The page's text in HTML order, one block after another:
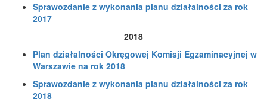
Sprawozdanie z wykonania planu działalności za rok
2017
2018
Plan działalności Okręgowej Komisji Egzaminacyjnej w
Warszawie na rok 2018
Sprawozdanie z wykonania planu działalności za rok
2018